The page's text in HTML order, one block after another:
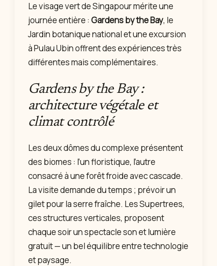
Le visage vert de Singapour mérite une
journée entière : Gardens by the Bay, le
Jardin botanique national et une excursion
à Pulau Ubin offrent des expériences très
différentes mais complémentaires.
Gardens by the Bay :
architecture végétale et
climat contrôlé
Les deux dômes du complexe présentent
des biomes : l’un floristique, l’autre
consacré à une forêt froide avec cascade.
La visite demande du temps ; prévoir un
gilet pour la serre fraîche. Les Supertrees,
ces structures verticales, proposent
chaque soir un spectacle son et lumière
gratuit — un bel équilibre entre technologie
et paysage.